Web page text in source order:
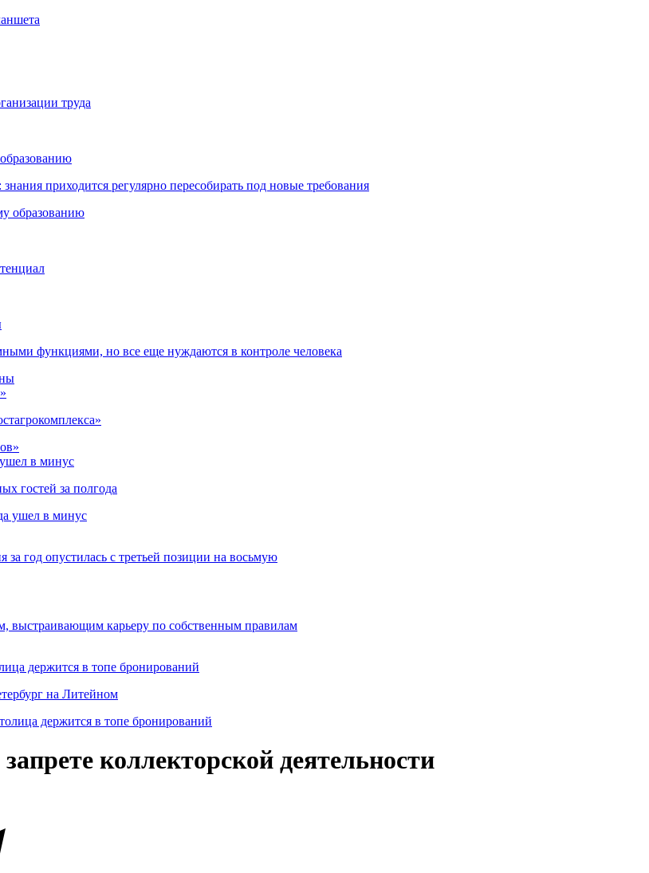
труда
приходится регулярно пересобирать под новые требования
функциями, но все еще нуждаются в контроле человека
в минус
гостей за полгода
за год опустилась с третьей позиции на восьмую
выстраивающим карьеру по собственным правилам
держится в топе бронирований
на Литейном
коллекторской деятельности